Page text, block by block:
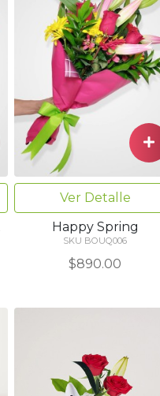
Ver Detalle
Happy Spring
SKU BOUQ006
$890.00